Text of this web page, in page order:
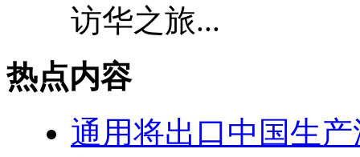
访华之旅...
热点内容
通用将出口中国生